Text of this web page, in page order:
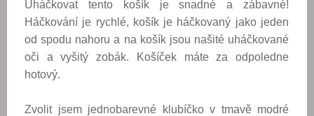
Uháčkovat tento košík je snadné a zábavné!
Háčkování je rychlé, košík je háčkovaný jako jeden
od spodu nahoru a na košík jsou našité uháčkované
oči a vyšitý zobák. Košíček máte za odpoledne
hotový.
Zvolit jsem jednobarevné klubíčko v tmavě modré